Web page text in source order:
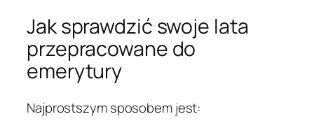
Jak sprawdzić swoje lata
przepracowane do
emerytury
Najprostszym sposobem jest: